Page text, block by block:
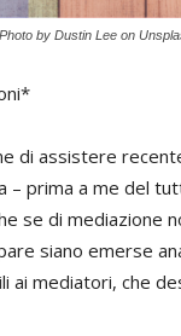
Photo by Dustin Lee on
di assistere
– prima a me del
se di mediazione
siano emerse
ai mediatori, che